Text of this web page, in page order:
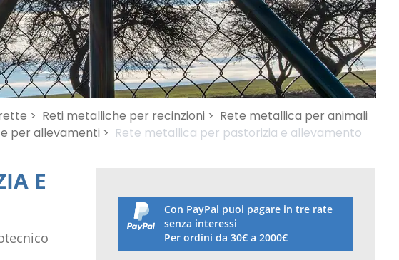
> Reti metalliche per recinzioni > Rete metallica per animali
e per allevamenti > Rete metallica per pastorizia e allevamento
E
Con PayPal puoi pagare in tre rate
senza interessi
Per ordini da 30€ a 2000€